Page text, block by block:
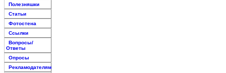
Полезняшки
Статьи
Фотостена
Ссылки
Вопросы/
Ответы
Опросы
Рекламодателям